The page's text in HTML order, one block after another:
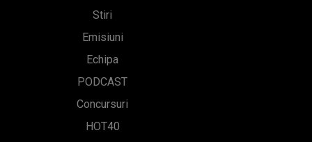
Stiri
Emisiuni
Echipa
PODCAST
Concursuri
HOT40